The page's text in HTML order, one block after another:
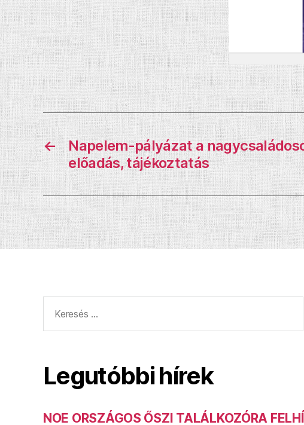
←
Napelem-pályázat a
előadás, tájékoztatás
Legutóbbi hírek
NOE ORSZÁGOS ŐSZI TALÁLKOZÓRA